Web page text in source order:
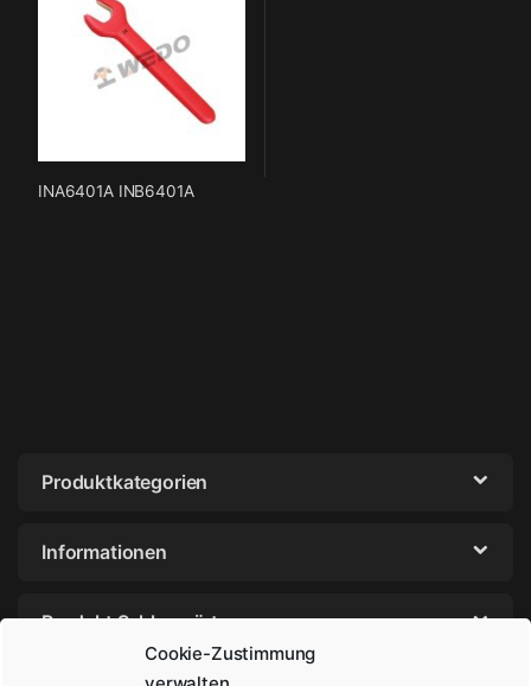
Cookie-Zustimmung
INA6401A INB6401A
Produktkategorien
Informationen
Produkt Schlagwörter